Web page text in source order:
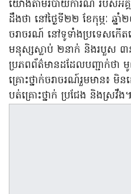
យោងតាមរបាយការណ៍ របស់អគ្គ
ដឹងថា នៅថ្ងៃទី២២ ខែកុម្ភៈ ឆ្ន
ចរាចរណ៍ នៅទូទាំងប្រទេសកើ
មនុស្សស្លាប់ ២នាក់ និងរបួស ៣
ប្រភពព័ត៌មានដដែលបញ្ជាក់ថា
គ្រោះថ្នាក់ចរាចរណ៍រួមមាន៖ មិ
បត់គ្រោះថ្នាក់ ប្រជែង និងស្រវឹ